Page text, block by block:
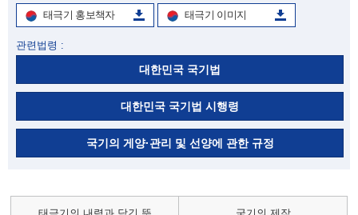
태극기 홍보책자
태극기 이미지
관련법령 :
대한민국 국기법
대한민국 국기법 시행령
국기의 게양·관리 및 선양에 관한 규정